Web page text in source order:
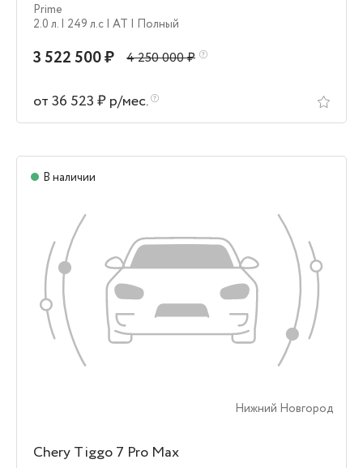
Prime
2.0 л. | 249 л.c | AT | Полный
3 522 500 ₽ 4 250 000 ₽
от 36 523 ₽ р/мес.
В наличии
Нижний Новгород
Chery Tiggo 7 Pro Max